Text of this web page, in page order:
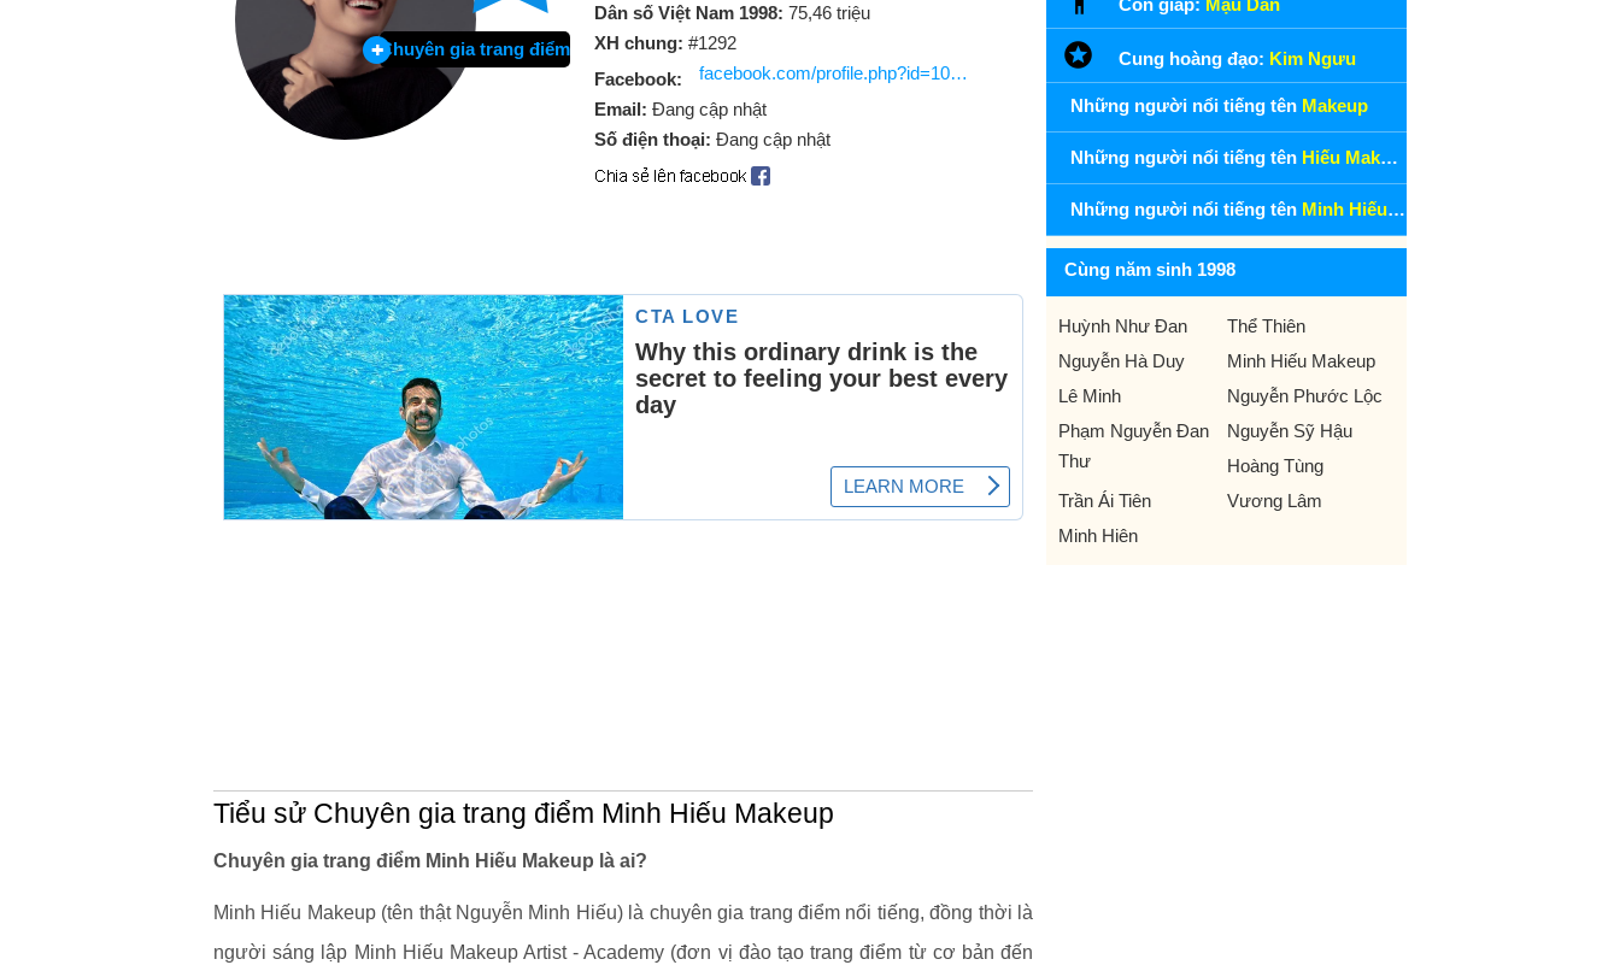
Chuyên gia trang điểm
Dân số Việt Nam 1998: 75,46 triệu
XH chung: #1292
Facebook:
facebook.com/profile.php?id=100090658208467
Email: Đang cập nhật
Số điện thoại: Đang cập nhật
Tiểu sử Chuyên gia trang điểm Minh Hiếu Makeup
Chuyên gia trang điểm Minh Hiếu Makeup là ai?
Minh Hiếu Makeup (tên thật Nguyễn Minh Hiếu) là chuyên gia trang điểm nổi tiếng, đồng thời là
người sáng lập Minh Hiếu Makeup Artist - Academy (đơn vị đào tạo trang điểm từ cơ bản đến
Con giáp: Mậu Dần
Cung hoàng đạo: Kim Ngưu
Những người nổi tiếng tên Makeup
Những người nổi tiếng tên Hiếu Makeup
Những người nổi tiếng tên Minh Hiếu Makeup
Cùng năm sinh 1998
Huỳnh Như Đan
Thể Thiên
Nguyễn Hà Duy
Minh Hiếu Makeup
Lê Minh
Nguyễn Phước Lộc
Phạm Nguyễn Đan
Thư
Nguyễn Sỹ Hậu
Hoàng Tùng
Trần Ái Tiên
Vương Lâm
Minh Hiên